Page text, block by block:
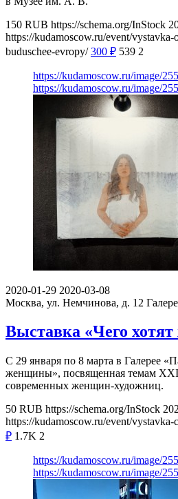
150 RUB https://schema.org/InStock
https://kudamoscow.ru/event/vystavka-
buduschee-evropy/ 300 ₽ 539 2
https://kudamoscow.ru/image/
https://kudamoscow.ru/image/
2020-01-29 2020-03-08
Москва, ул. Немчинова, д. 12
Выставка «Чего
С 29 января по 8 марта в Галерее
женщины», посвященная темам
современных женщин-художниц.
50 RUB https://schema.org/InStock
https://kudamoscow.ru/event/
₽ 1.7K 2
https://kudamoscow.ru/image/
https://kudamoscow.ru/image/